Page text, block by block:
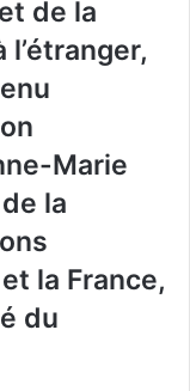
de la
Marie
la
la France,
du